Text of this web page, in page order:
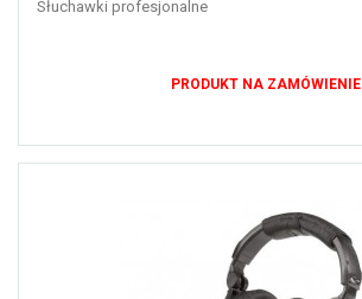
Słuchawki profesjonalne
PRODUKT NA ZAMÓWIENIE